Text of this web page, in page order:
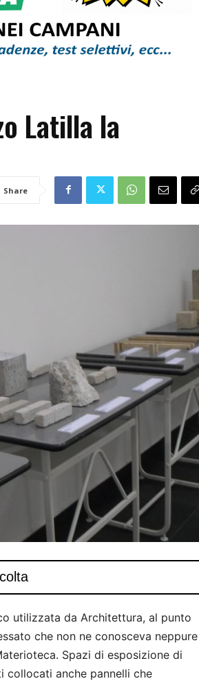
Latilla la
Share
utilizzata da Architettura, al punto
che non ne conosceva neppure
Spazi di esposizione di
collocati anche pannelli che